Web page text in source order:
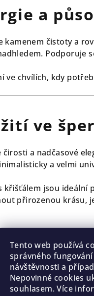
Tento web používá
správného
návštěvnosti a
Nepovinné cookies
souhlasem. Více
a
kamenem čistoty a
Podporuje
ve chvílích, kdy
ve
čirosti a nadčasové
a velmi
křišťálem jsou ideální
přirozenou krásu,